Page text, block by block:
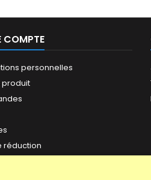
COMPTE
personnelles
produit
réduction